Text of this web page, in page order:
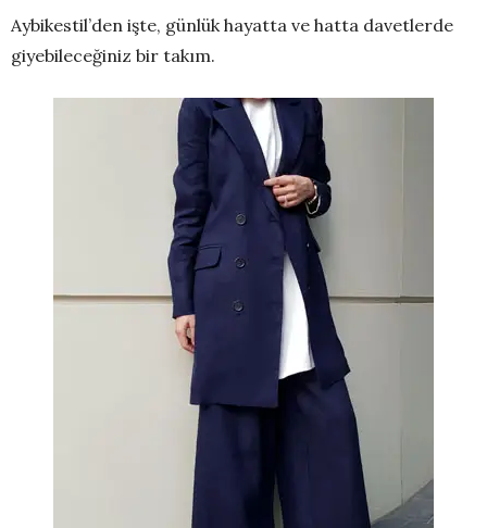
Aybikestil’den işte, günlük hayatta ve hatta davetlerde
giyebileceğiniz bir takım.